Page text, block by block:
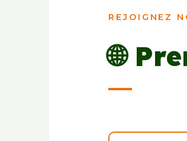
REJOIGNEZ
🌐